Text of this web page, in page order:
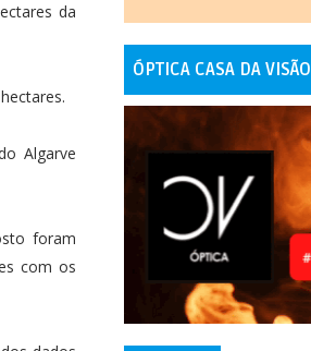
da
Algarve
foram
com os
ÓPTICA CASA DA VISÃO